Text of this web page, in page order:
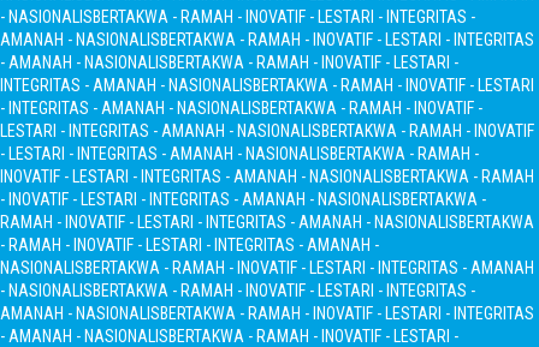
- NASIONALISBERTAKWA - RAMAH - INOVATIF - LESTARI - INTEGRITAS -
AMANAH - NASIONALISBERTAKWA - RAMAH - INOVATIF - LESTARI - INTEGRITAS
- AMANAH - NASIONALISBERTAKWA - RAMAH - INOVATIF - LESTARI -
INTEGRITAS - AMANAH - NASIONALISBERTAKWA - RAMAH - INOVATIF - LESTARI
- INTEGRITAS - AMANAH - NASIONALISBERTAKWA - RAMAH - INOVATIF -
LESTARI - INTEGRITAS - AMANAH - NASIONALISBERTAKWA - RAMAH - INOVATIF
- LESTARI - INTEGRITAS - AMANAH - NASIONALISBERTAKWA - RAMAH -
INOVATIF - LESTARI - INTEGRITAS - AMANAH - NASIONALISBERTAKWA - RAMAH
- INOVATIF - LESTARI - INTEGRITAS - AMANAH - NASIONALISBERTAKWA -
RAMAH - INOVATIF - LESTARI - INTEGRITAS - AMANAH - NASIONALISBERTAKWA
- RAMAH - INOVATIF - LESTARI - INTEGRITAS - AMANAH -
NASIONALISBERTAKWA - RAMAH - INOVATIF - LESTARI - INTEGRITAS - AMANAH
- NASIONALISBERTAKWA - RAMAH - INOVATIF - LESTARI - INTEGRITAS -
AMANAH - NASIONALISBERTAKWA - RAMAH - INOVATIF - LESTARI - INTEGRITAS
- AMANAH - NASIONALISBERTAKWA - RAMAH - INOVATIF - LESTARI -